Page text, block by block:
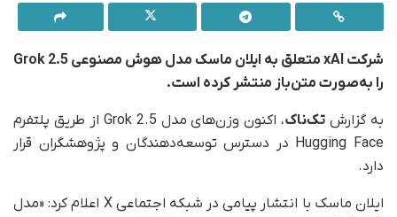
شرکت xAI متعلق به ایلان ماسک مدل هوش مصنوعی Grok 2.5
را به‌صورت متن‌باز منتشر کرده است.
به گزارش تک‌ناک
، اکنون وزن‌های مدل Grok 2.5 از طریق پلتفرم
Hugging Face در دسترس توسعه‌دهندگان و پژوهشگران قرار
دارد.
ایلان ماسک با انتشار پیامی در شبکه اجتماعی X اعلام کرد: «مدل